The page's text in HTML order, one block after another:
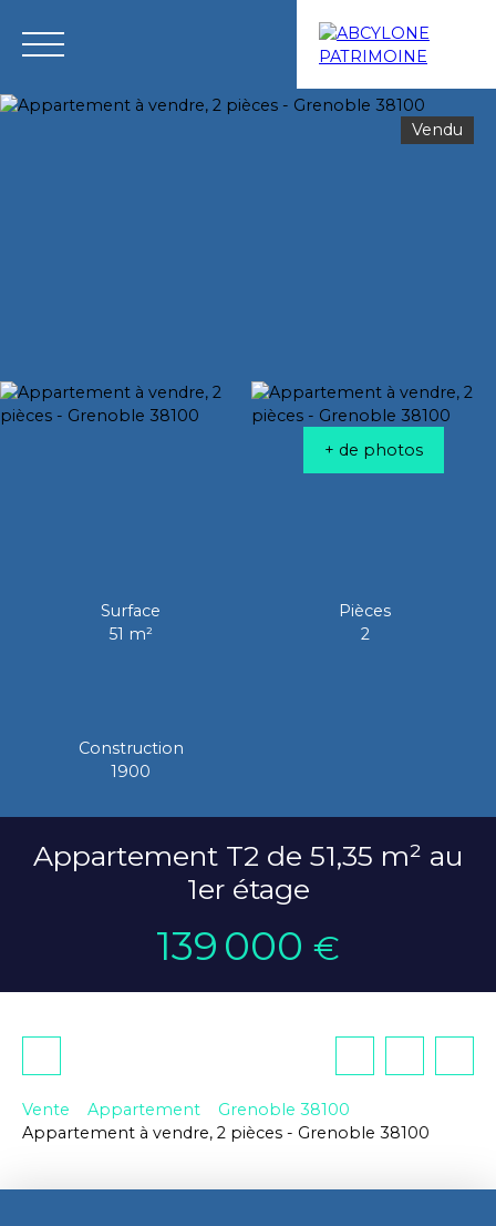
Vendu
+ de photos
Surface
51 m²
Pièces
2
Construction
1900
Appartement T2 de 51,35 m² au
1er étage
139 000 €
Vente Appartement
Grenoble 38100
Appartement à vendre, 2 pièces - Grenoble 38100